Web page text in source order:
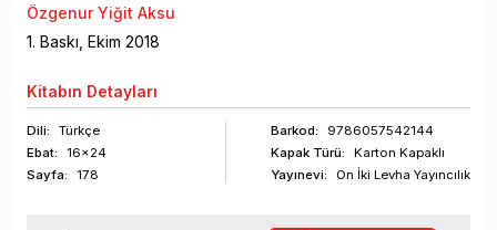
Özgenur Yiğit Aksu
1. Baskı, Ekim 2018
Kitabın Detayları
Dili:
Türkçe
Ebat:
16x24
Sayfa: 178
Barkod:
9786057542144
Kapak Türü:
Karton Kapaklı
Yayınevi:
On İki Levha Yayıncılık